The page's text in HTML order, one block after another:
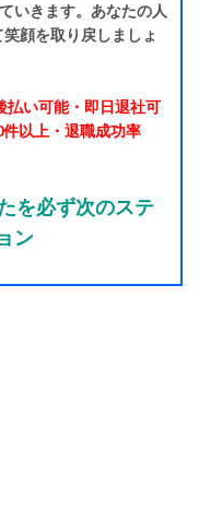
いきます。あなたの人
顔を取り戻しましょ
払い可能・即日退社可
以上・退職成功率
を必ず次のステ
ン